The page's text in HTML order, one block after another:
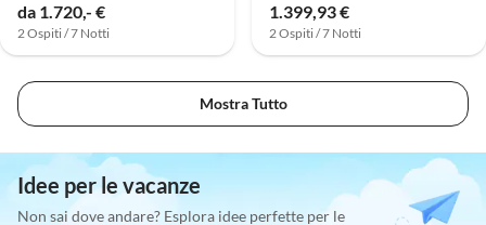
da 1.720,- €
2 Ospiti / 7 Notti
1.399,93 €
2 Ospiti / 7 Notti
Mostra Tutto
Idee per le vacanze
Non sai dove andare? Esplora idee perfette per le